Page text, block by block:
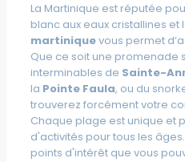
La Martinique est réputée
blancaux eaux cristallines et
martiniquevous permet
Que ce soit une promenade
interminables de Sainte-
la Pointe Faula, ou du
trouverez forcément votre
Chaque plage est unique et
d'activités pour tous les
points d'intérêt que vous